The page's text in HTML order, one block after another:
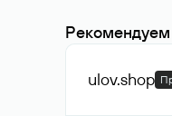
Рекомендуем
ulov.shop